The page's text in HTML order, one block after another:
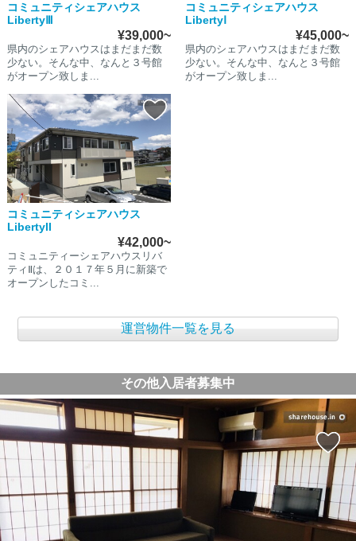
コミュニティシェアハウス
LibertyⅢ
¥39,000~
県内のシェアハウスはまだまだ数
少ない。そんな中、なんと３号館
がオープン致しま...
コミュニティシェアハウス
LibertyⅠ
¥45,000~
県内のシェアハウスはまだまだ数
少ない。そんな中、なんと３号館
がオープン致しま...
コミュニティシェアハウス
LibertyII
¥42,000~
コミュニティーシェアハウスリバ
ティⅡは、２０１７年５月に新築で
オープンしたコミ...
運営物件一覧を見る
その他入居者募集中